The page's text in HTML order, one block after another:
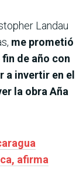
Landau
me prometió
de año con
a invertir en el
la obra Aña
afirma